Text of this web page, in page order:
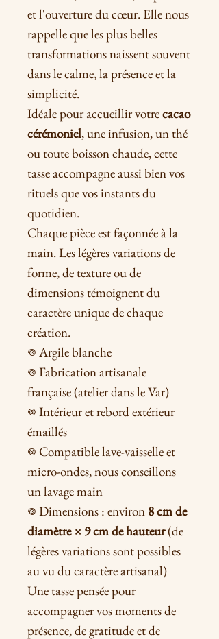
et l'ouverture du cœur. Elle nous
rappelle que les plus belles
transformations naissent souvent
dans le calme, la présence et la
simplicité.
Idéale pour accueillir votrecacao
cérémoniel, une infusion, un thé
ou toute boisson chaude, cette
tasse accompagne aussi bien vos
rituels que vos instants du
quotidien.
Chaque pièce est façonnée à la
main. Les légères variations de
forme, de texture ou de
dimensions témoignent du
caractère unique de chaque
création.
𖦹 Argile blanche
𖦹 Fabrication artisanale
française (atelier dans le Var)
𖦹 Intérieur et rebord extérieur
émaillés
𖦹 Compatible lave-vaisselle et
micro-ondes, nous conseillons
un lavage main
𖦹 Dimensions : environ 8 cm de
diamètre × 9 cm de hauteur(de
légères variations sont possibles
au vu du caractère artisanal)
Une tasse pensée pour
accompagner vos moments de
présence, de gratitude et de